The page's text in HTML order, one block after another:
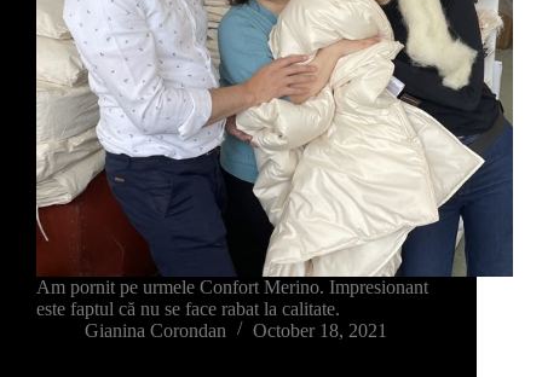
Am pornit pe urmele Confort Merino. Impresionant
este faptul că nu se face rabat la calitate.
Gianina Corondan
October 18, 2021